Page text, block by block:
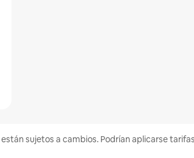
sujetos a cambios. Podrían aplicarse